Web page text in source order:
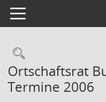
Toggle navigation
Ortschaftsrat
Termine 2006